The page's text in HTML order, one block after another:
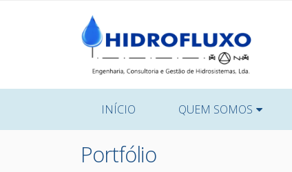
INÍCIO QUEM SOMOS
Portfólio